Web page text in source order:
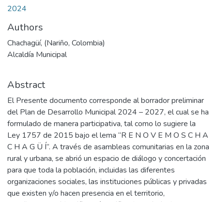
2024
Authors
Chachagüí, (Nariño, Colombia)
Alcaldía Municipal
Abstract
El Presente documento corresponde al borrador preliminar
del Plan de Desarrollo Municipal 2024 – 2027, el cual se ha
formulado de manera participativa, tal como lo sugiere la
Ley 1757 de 2015 bajo el lema “R E N O V E M O S C H A
C H A G Ü Í”. A través de asambleas comunitarias en la zona
rural y urbana, se abrió un espacio de diálogo y concertación
para que toda la población, incluidas las diferentes
organizaciones sociales, las instituciones públicas y privadas
que existen y/o hacen presencia en el territorio,